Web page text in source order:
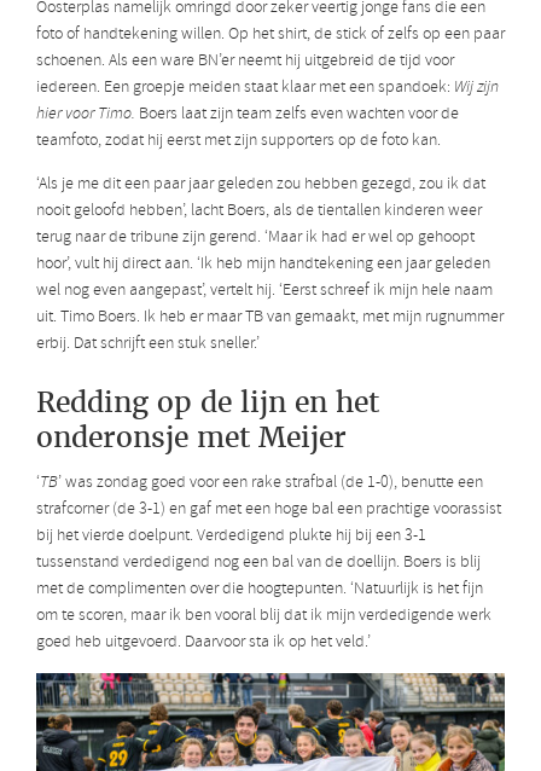
Oosterplas namelijk omringd door zeker veertig jonge fans die een
foto of handtekening willen. Op het shirt, de stick of zelfs op een paar
schoenen. Als een ware BN’er neemt hij uitgebreid de tijd voor
iedereen. Een groepje meiden staat klaar met een spandoek: Wij zijn
hier voor Timo. Boers laat zijn team zelfs even wachten voor de
teamfoto, zodat hij eerst met zijn supporters op de foto kan.
‘Als je me dit een paar jaar geleden zou hebben gezegd, zou ik dat
nooit geloofd hebben’, lacht Boers, als de tientallen kinderen weer
terug naar de tribune zijn gerend. ‘Maar ik had er wel op gehoopt
hoor’, vult hij direct aan. ‘Ik heb mijn handtekening een jaar geleden
wel nog even aangepast’, vertelt hij. ‘Eerst schreef ik mijn hele naam
uit. Timo Boers. Ik heb er maar TB van gemaakt, met mijn rugnummer
erbij. Dat schrijft een stuk sneller.’
Redding op de lijn en het
onderonsje met Meijer
‘TB’ was zondag goed voor een rake strafbal (de 1-0), benutte een
strafcorner (de 3-1) en gaf met een hoge bal een prachtige voorassist
bij het vierde doelpunt. Verdedigend plukte hij bij een 3-1
tussenstand verdedigend nog een bal van de doellijn. Boers is blij
met de complimenten over die hoogtepunten. ‘Natuurlijk is het fijn
om te scoren, maar ik ben vooral blij dat ik mijn verdedigende werk
goed heb uitgevoerd. Daarvoor sta ik op het veld.’